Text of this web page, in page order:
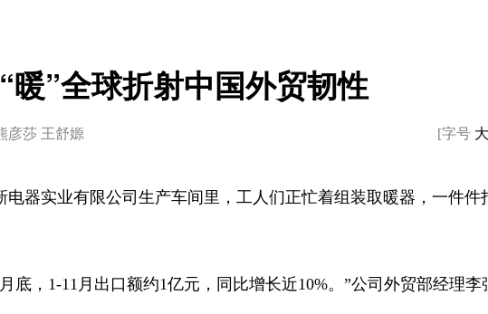
暖”全球折射中国外贸韧性
彦莎 王舒嫄 [字号 大
电器实业有限公司生产车间里，工人们正忙着组装取暖器，一件件
底，1-11月出口额约1亿元，同比增长近10%。”公司外贸部经理李